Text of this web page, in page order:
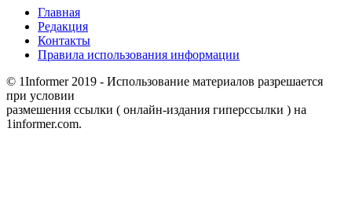
Главная
Редакция
Контакты
Правила использования информации
© 1Informer 2019 - Использование материалов разрешается
при условии
размешения ссылки ( онлайн-издания гиперссылки ) на
1informer.com.